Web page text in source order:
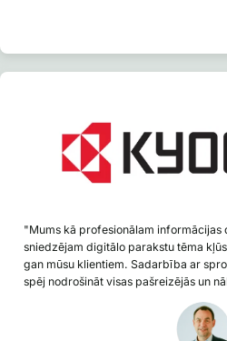
"Mums kā profesionālam
sniedzējam digitālo parakstu tēma
gan mūsu klientiem. Sadarbība ar
spēj nodrošināt visas pašreizējās un